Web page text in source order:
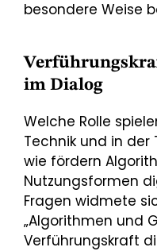
besondere Weise
im Dialog
Welche Rolle
Technik und in der
wie fördern
Nutzungsformen
Fragen widmete
„Algorithmen und
Verführungskraft